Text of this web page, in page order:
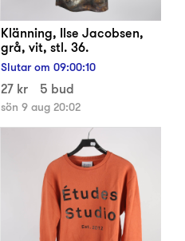
Klänning, Ilse Jacobsen,
grå, vit, stl. 36.
Slutar om 09:00:09
27 kr 5 bud
sön 9 aug 20:02